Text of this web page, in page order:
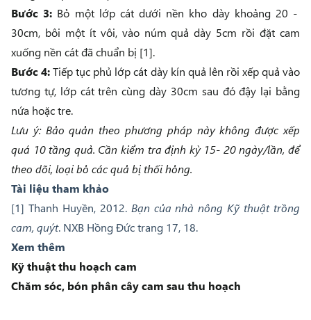
Bước 3: Bỏ một lớp cát dưới nền kho dày khoảng 20 -
30cm, bôi một ít vôi, vào núm quả dày 5cm rồi đặt cam
xuống nền cát đã chuẩn bị [1].
Bước 4:Tiếp tục phủ lớp cát dày kín quả lên rồi xếp quả vào
tương tự, lớp cát trên cùng dày 30cm sau đó đậy lại bằng
nứa hoặc tre.
Lưu ý: Bảo quản theo phương pháp này không được xếp
quá 10 tầng quả. Cần kiểm tra định kỳ 15- 20 ngày/lần, để
theo dõi, loại bỏ các quả bị thối hỏng.
Tài liệu tham khảo
[1] Thanh Huyền, 2012. Bạn của nhà nông Kỹ thuật trồng
cam, quýt. NXB Hồng Đức trang 17, 18.
Xem thêm
Kỹ thuật thu hoạch cam
Chăm sóc, bón phân cây cam sau thu hoạch